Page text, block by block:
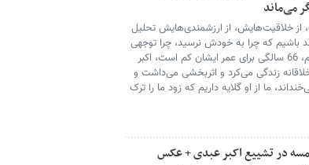
از خلاقیت‌هایش، از ارزشمندی‌هایش تحلیل
باشیم که چرا به خودش نرسید، چرا توجهی
به جسم خودش نکرد، ما به او احتیاج داشتیم، 66 سالگی برای عمر ایشان کم است، اکبر
و خلاقانه زندگی می‌کرد و اثربخشی می‌داشت و
ما از او گلایه داریم که زود ما را ترک
در تشییع اکبر عبدی + عکس